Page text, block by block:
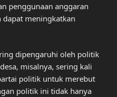
penggunaan anggaran
dapat meningkatkan
dipengaruhi oleh politik
misalnya, sering kali
politik untuk merebut
politik ini tidak hanya